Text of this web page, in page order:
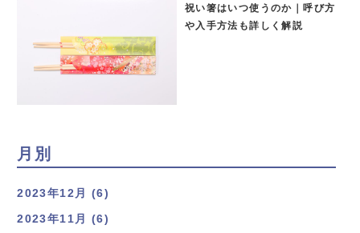
祝い箸はいつ使うのか｜呼び方
や入手方法も詳しく解説
月別
2023年12月 (6)
2023年11月 (6)